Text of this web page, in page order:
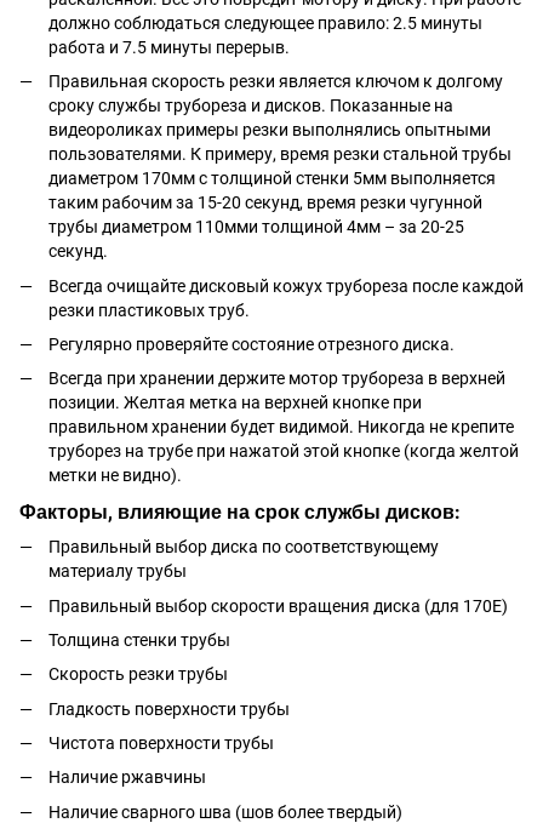
должно соблюдаться следующее правило: 2.5 минуты
работа и 7.5 минуты перерыв.
Правильная скорость резки является ключом к долгому
сроку службы трубореза и дисков. Показанные на
видеороликах примеры резки выполнялись опытными
пользователями. К примеру, время резки стальной трубы
диаметром 170мм с толщиной стенки 5мм выполняется
таким рабочим за 15-20 секунд, время резки чугунной
трубы диаметром 110мми толщиной 4мм – за 20-25
секунд.
Всегда очищайте дисковый кожух трубореза после каждой
резки пластиковых труб.
Регулярно проверяйте состояние отрезного диска.
Всегда при хранении держите мотор трубореза в верхней
позиции. Желтая метка на верхней кнопке при
правильном хранении будет видимой. Никогда не крепите
труборез на трубе при нажатой этой кнопке (когда желтой
метки не видно).
Факторы, влияющие на срок службы дисков:
Правильный выбор диска по соответствующему
материалу трубы
Правильный выбор скорости вращения диска (для 170Е)
Толщина стенки трубы
Скорость резки трубы
Гладкость поверхности трубы
Чистота поверхности трубы
Наличие ржавчины
Наличие сварного шва (шов более твердый)